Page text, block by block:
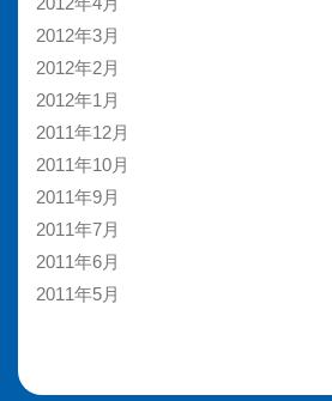
2012年4月
2012年3月
2012年2月
2012年1月
2011年12月
2011年10月
2011年9月
2011年7月
2011年6月
2011年5月